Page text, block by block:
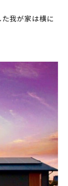
た我が家は横に